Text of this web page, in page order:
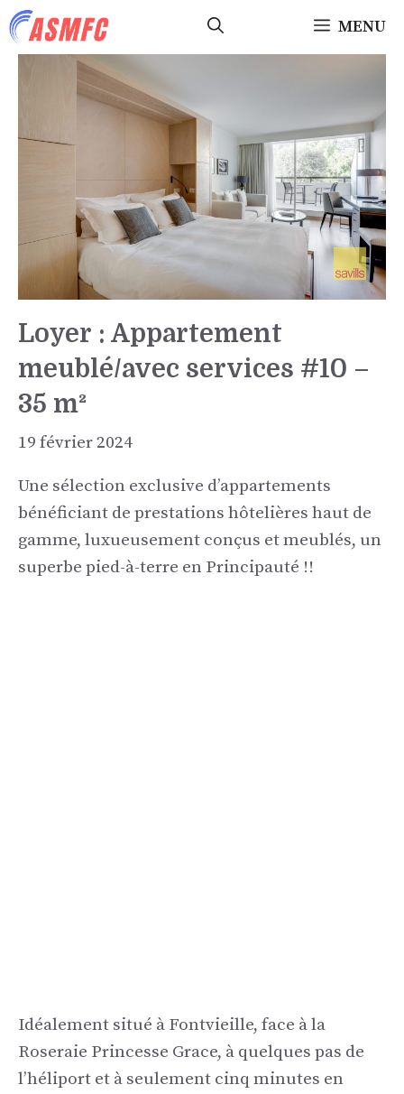
Aller
au
MENU
Loyer : Appartement
meublé/avec services #10 –
35 m²
19 février 2024
Une sélection exclusive d’appartements
bénéficiant de prestations hôtelières haut de
gamme, luxueusement conçus et meublés, un
superbe pied-à-terre en Principauté !!
Idéalement situé à Fontvieille, face à la
Roseraie Princesse Grace, à quelques pas de
l’héliport et à seulement cinq minutes en